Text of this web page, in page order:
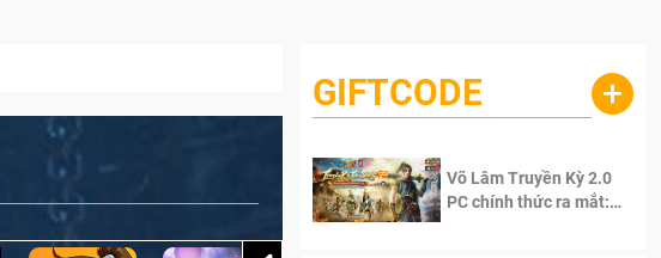
GIFTCODE +
Võ Lâm Truyền Kỳ 2.0
PC chính thức ra mắt: